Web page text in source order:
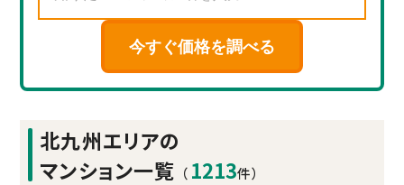
今すぐ価格を調べる
北九州エリアの
マンション一覧 （ 1213件）